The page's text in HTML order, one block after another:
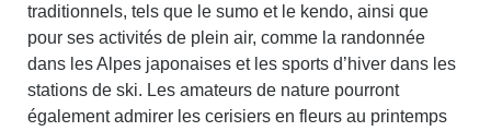
traditionnels, tels que le sumo et le kendo, ainsi que
pour ses activités de plein air, comme la randonnée
dans les Alpes japonaises et les sports d’hiver dans les
stations de ski. Les amateurs de nature pourront
également admirer les cerisiers en fleurs au printemps